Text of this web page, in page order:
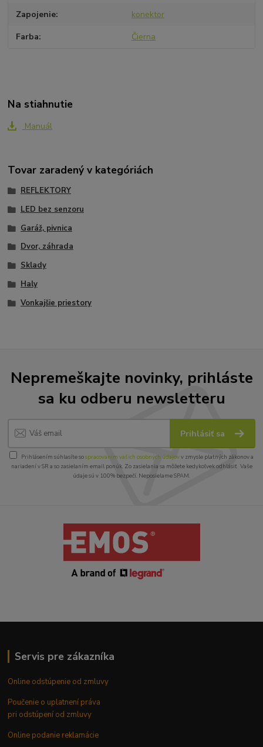
Zapojenie konektor
Farba Čierna
Na stiahnutie
Manuál
Tovar zaradený v kategóriách
REFLEKTORY
LED bez senzoru
Garáž, pivnica
Dvor, záhrada
Sklady
Haly
Vonkajšie priestory
Nepremeškajte novinky, prihláste
sa ku odberu newsletteru
Prihlásiť sa
Prihlásením súhlasíte sospracovaním vašich osobných údajovv zmysle platných zákonov a
nariadení v SR a so zasielaním email ponúk. Zo zasielania sa môžete kedykoľvek odhlásiť. Vaše
údaje sú v 100% bezpečí. Neposielame SPAM.
Servis pre zákazníka
Online odstúpenie od zmluvy
Poučenie o uplatnení práva
pri odstúpení od zmluvy
Online podanie reklamácie